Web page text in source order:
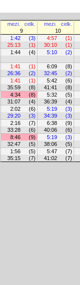
mezi. celk. mezi. celk.
9 10
1:42 (3) 4:57 (1)
25:13 (1) 30:10 (1)
1:44 (4) 5:10 (2)
1:41 (1) 6:09 (8)
26:36 (2) 32:45 (2)
1:41 (1) 5:42 (6)
35:59 (8) 41:41 (8)
4:34 (8) 5:32 (5)
31:07 (4) 36:39 (4)
2:02 (6) 5:19 (3)
29:20 (3) 34:39 (3)
2:16 (7) 6:38 (9)
33:28 (6) 40:06 (6)
8:46 (9) 5:19 (3)
32:47 (5) 38:06 (5)
1:56 (5) 5:47 (7)
35:15 (7) 41:02 (7)